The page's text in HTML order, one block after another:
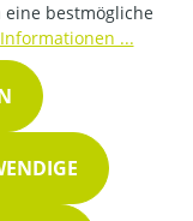
eine bestmögliche
...